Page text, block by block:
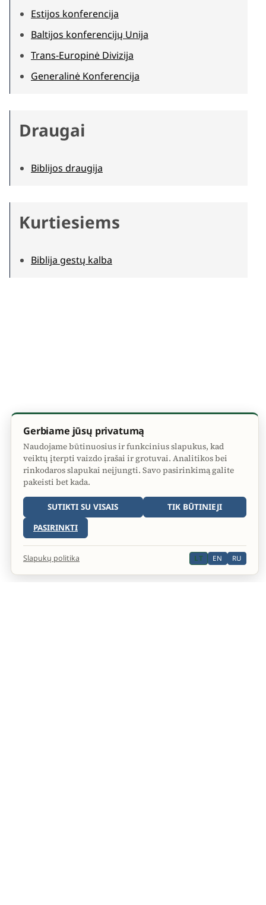
Estijos konferencija
Baltijos konferencijų Unija
Trans-Europinė Divizija
Generalinė Konferencija
Draugai
Biblijos draugija
Kurtiesiems
Biblija gestų kalba
Gerbiame jūsų privatumą
Naudojame būtinuosius ir funkcinius slapukus, kad
veiktų įterpti vaizdo įrašai ir grotuvai. Analitikos bei
rinkodaros slapukai neįjungti. Savo pasirinkimą galite
pakeisti bet kada.
SUTIKTI SU VISAIS
TIK BŪTINIEJI
PASIRINKTI
Slapukų politika LT EN RU